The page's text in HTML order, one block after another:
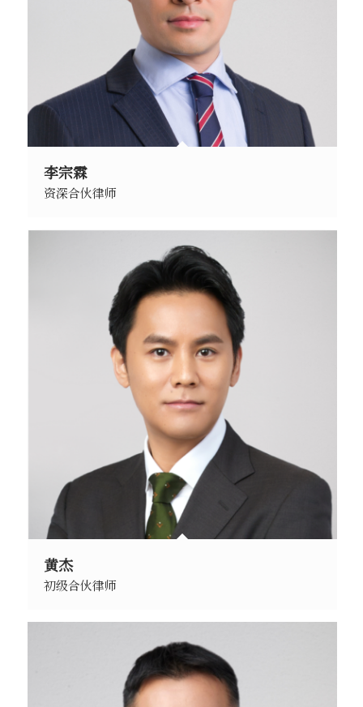
李宗霖
资深合伙律师
黄杰
初级合伙律师